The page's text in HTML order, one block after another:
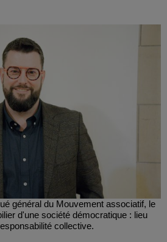
général du Mouvement associatif, le
d'une société démocratique : lieu
collective.